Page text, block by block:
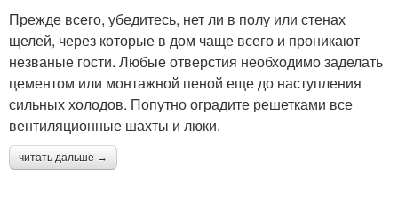
Прежде всего, убедитесь, нет ли в полу или стенах
щелей, через которые в дом чаще всего и проникают
незваные гости. Любые отверстия необходимо заделать
цементом или монтажной пеной еще до наступления
сильных холодов. Попутно оградите решетками все
вентиляционные шахты и люки.
читать дальше →